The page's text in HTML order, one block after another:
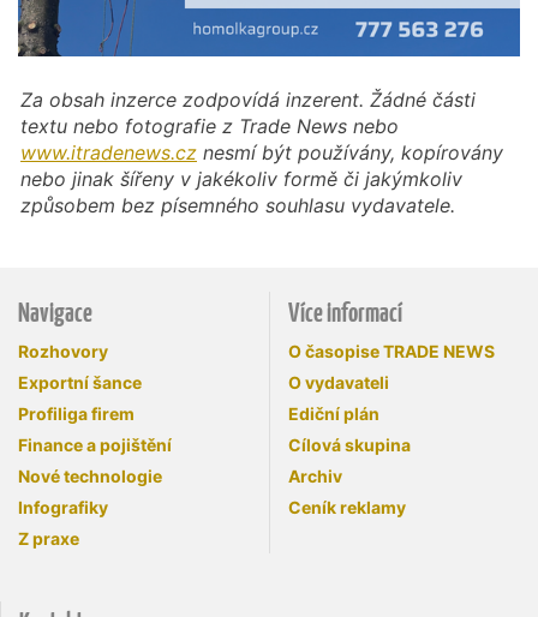
Za obsah inzerce zodpovídá inzerent. Žádné části
textu nebo fotografie z Trade News nebo
www.itradenews.cz nesmí být používány, kopírovány
nebo jinak šířeny v jakékoliv formě či jakýmkoliv
způsobem bez písemného souhlasu vydavatele.
Navigace
Rozhovory
Exportní šance
Profiliga firem
Finance a pojištění
Nové technologie
Infografiky
Z praxe
Více informací
O časopise TRADE NEWS
O vydavateli
Ediční plán
Cílová skupina
Archiv
Ceník reklamy